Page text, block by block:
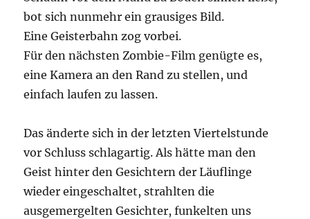
bot sich nunmehr ein grausiges Bild.
Eine Geisterbahn zog vorbei.
Für den nächsten Zombie-Film genügte es,
eine Kamera an den Rand zu stellen, und
einfach laufen zu lassen.
Das änderte sich in der letzten Viertelstunde
vor Schluss schlagartig. Als hätte man den
Geist hinter den Gesichtern der Läuflinge
wieder eingeschaltet, strahlten die
ausgemergelten Gesichter, funkelten uns